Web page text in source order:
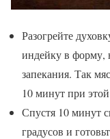
Разогрейте
индейку в форму,
запекания. Так
10 минут при
Спустя 10 минут
градусов и